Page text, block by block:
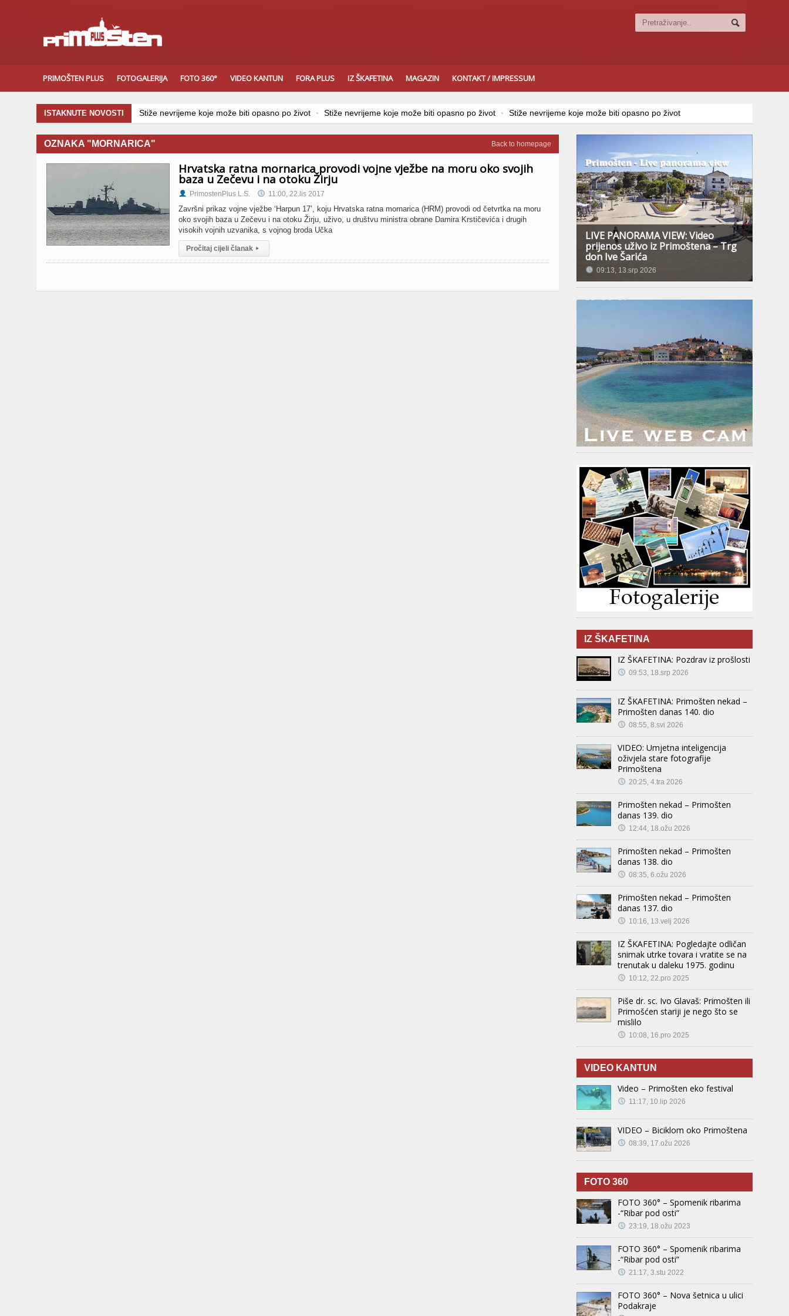
PRIMOŠTEN PLUS FOTOGALERIJA FOTO 360° VIDEO KANTUN FORA PLUS IZ ŠKAFETINA MAGAZIN KONTAKT / IMPRESSUM
ISTAKNUTE NOVOSTI Stiže nevrijeme koje može biti opasno po život Stiže nevrijeme koje može biti opasno po život Stiže nevrijeme koje može biti opasno po život
Back to homepage
OZNAKA "MORNARICA"
Hrvatska ratna mornarica provodi vojne vježbe na moru oko svojih
baza u Zečevu i na otoku Žirju
PrimostenPlus L.S. 11:00, 22.lis 2017
Završni prikaz vojne vježbe ‘Harpun 17’, koju Hrvatska ratna mornarica (HRM) provodi od četvrtka na moru
oko svojih baza u Zečevu i na otoku Žirju, uživo, u društvu ministra obrane Damira Krstičevića i drugih
visokih vojnih uzvanika, s vojnog broda Učka
Pročitaj cijeli članak ▸
LIVE PANORAMA VIEW: Video
prijenos uživo iz Primoštena – Trg
don Ive Šarića
09:13, 13.srp 2026
IZ ŠKAFETINA
IZ ŠKAFETINA: Pozdrav iz prošlosti
09:53, 18.srp 2026
IZ ŠKAFETINA: Primošten nekad –
Primošten danas 140. dio
08:55, 8.svi 2026
VIDEO: Umjetna inteligencija
oživjela stare fotografije
Primoštena
20:25, 4.tra 2026
Primošten nekad – Primošten
danas 139. dio
12:44, 18.ožu 2026
Primošten nekad – Primošten
danas 138. dio
08:35, 6.ožu 2026
Primošten nekad – Primošten
danas 137. dio
10:16, 13.velj 2026
IZ ŠKAFETINA: Pogledajte odličan
snimak utrke tovara i vratite se na
trenutak u daleku 1975. godinu
10:12, 22.pro 2025
Piše dr. sc. Ivo Glavaš: Primošten ili
Primošćen stariji je nego što se
mislilo
10:08, 16.pro 2025
VIDEO KANTUN
Video – Primošten eko festival
11:17, 10.lip 2026
VIDEO – Biciklom oko Primoštena
08:39, 17.ožu 2026
FOTO 360
FOTO 360° – Spomenik ribarima
-“Ribar pod osti”
23:19, 18.ožu 2023
FOTO 360° – Spomenik ribarima
-“Ribar pod osti”
21:17, 3.stu 2022
FOTO 360° – Nova šetnica u ulici
Podakraje